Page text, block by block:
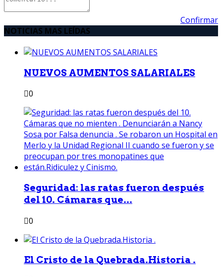
Confirmar
NOTICIAS MAS LEÍDAS
NUEVOS AUMENTOS SALARIALES
0
Seguridad: las ratas fueron después
del 10. Cámaras que...
0
El Cristo de la Quebrada.Historia .